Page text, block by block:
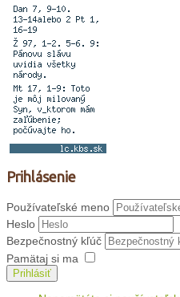
Prihlásenie
Používateľské meno
Heslo
Bezpečnostný kľúč
Pamätaj si ma
Prihlásiť